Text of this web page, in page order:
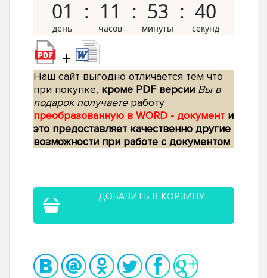
01 11 53 39
+
Наш сайт выгодно отличается тем что
при покупке, кроме PDF версии Вы в
подарок получаетеработу
преобразованную в WORD - документ и
это предоставляет качественно другие
возможности при работе с документом
ДОБАВИТЬ В КОРЗИНУ